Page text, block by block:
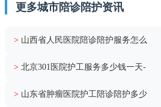
更多城市陪诊陪护资讯
> 山西省人民医院陪诊陪护服务怎么
> 北京301医院护工服务多少钱一天-
> 山东省肿瘤医院护工陪诊陪护多少